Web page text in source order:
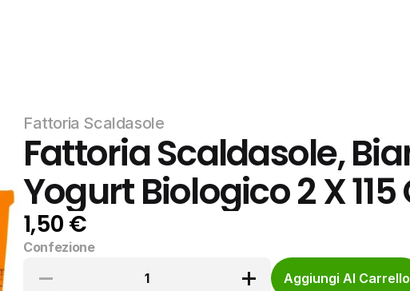
Fattoria Scaldasole
Fattoria Scaldasole,
Yogurt Biologico 2 X 115
1,50 €
Confezione
1
Aggiungi Al Carrello